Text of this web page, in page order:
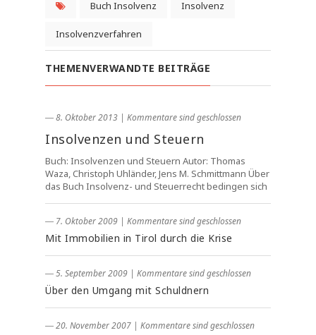
Buch Insolvenz Insolvenz
Insolvenzverfahren
THEMENVERWANDTE BEITRÄGE
― 8. Oktober 2013 | Kommentare sind geschlossen
Insolvenzen und Steuern
Buch: Insolvenzen und Steuern Autor: Thomas
Waza, Christoph Uhländer, Jens M. Schmittmann Über
das Buch Insolvenz- und Steuerrecht bedingen sich
― 7. Oktober 2009 | Kommentare sind geschlossen
Mit Immobilien in Tirol durch die Krise
― 5. September 2009 | Kommentare sind geschlossen
Über den Umgang mit Schuldnern
― 20. November 2007 | Kommentare sind geschlossen